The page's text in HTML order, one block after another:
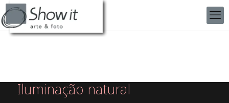
Iluminação natural